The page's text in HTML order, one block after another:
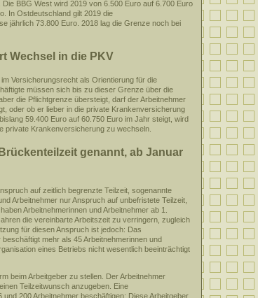
BBG West wird 2019 von 6.500 Euro auf 6.700 Euro
In Ostdeutschland gilt 2019 die
jährlich 73.800 Euro. 2018 lag die Grenze noch bei
Wechsel in die PKV
Versicherungsrecht als Orientierung für die
müssen sich bis zu dieser Grenze über die
die Pflichtgrenze übersteigt, darf der Arbeitnehmer
oder ob er lieber in die private Krankenversicherung
59.400 Euro auf 60.750 Euro im Jahr steigt, wird
private Krankenversicherung zu wechseln.
genannt, ab Januar
auf zeitlich begrenzte Teilzeit, sogenannte
Arbeitnehmer nur Anspruch auf unbefristete Teilzeit,
Arbeitnehmerinnen und Arbeitnehmer ab 1.
die vereinbarte Arbeitszeit zu verringern, zugleich
für diesen Anspruch ist jedoch: Das
mehr als 45 Arbeitnehmerinnen und
eines Betriebs nicht wesentlich beeinträchtigt
beim Arbeitgeber zu stellen. Der Arbeitnehmer
Teilzeitwunsch anzugeben. Eine
200 Arbeitnehmer beschäftigen: Diese Arbeitgeber